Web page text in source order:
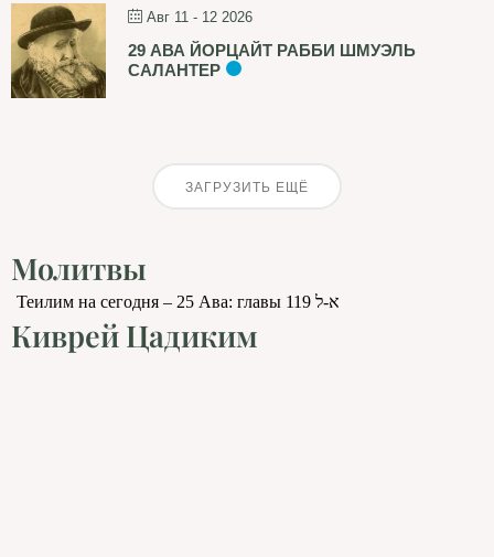
Авг 11 - 12 2026
29 АВА ЙОРЦАЙТ РАББИ ШМУЭЛЬ
САЛАНТЕР
ЗАГРУЗИТЬ ЕЩЁ
Молитвы
Теилим на сегодня – 25 Ава: главы 119 א-ל
Киврей Цадиким